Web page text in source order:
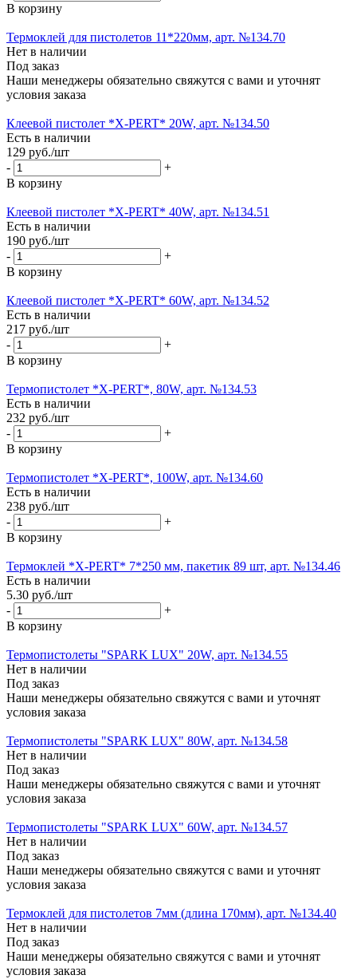
В корзину
Термоклей для пистолетов 11*220мм, арт. №134.70
Нет в наличии
Под заказ
Наши менеджеры обязательно свяжутся с вами и уточнят
условия заказа
Клеевой пистолет *X-PERT* 20W, арт. №134.50
Есть в наличии
129 руб./шт
-
+
В корзину
Клеевой пистолет *X-PERT* 40W, арт. №134.51
Есть в наличии
190 руб./шт
-
+
В корзину
Клеевой пистолет *X-PERT* 60W, арт. №134.52
Есть в наличии
217 руб./шт
-
+
В корзину
Термопистолет *X-PERT*, 80W, арт. №134.53
Есть в наличии
232 руб./шт
-
+
В корзину
Термопистолет *X-PERT*, 100W, арт. №134.60
Есть в наличии
238 руб./шт
-
+
В корзину
Термоклей *X-PERT* 7*250 мм, пакетик 89 шт, арт. №134.46
Есть в наличии
5.30 руб./шт
-
+
В корзину
Термопистолеты "SPARK LUX" 20W, арт. №134.55
Нет в наличии
Под заказ
Наши менеджеры обязательно свяжутся с вами и уточнят
условия заказа
Термопистолеты "SPARK LUX" 80W, арт. №134.58
Нет в наличии
Под заказ
Наши менеджеры обязательно свяжутся с вами и уточнят
условия заказа
Термопистолеты "SPARK LUX" 60W, арт. №134.57
Нет в наличии
Под заказ
Наши менеджеры обязательно свяжутся с вами и уточнят
условия заказа
Термоклей для пистолетов 7мм (длина 170мм), арт. №134.40
Нет в наличии
Под заказ
Наши менеджеры обязательно свяжутся с вами и уточнят
условия заказа